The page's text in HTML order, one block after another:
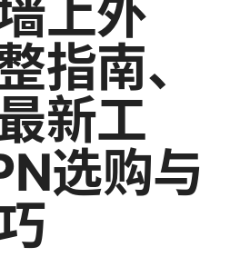
上外
指南、
新工
选购与